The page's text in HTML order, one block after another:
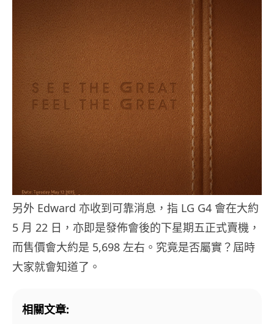
另外 Edward 亦收到可靠消息，指 LG G4 會在大約
5 月 22 日，亦即是發佈會後的下星期五正式賣機，
而售價會大約是 5,698 左右。究竟是否屬實？屆時
大家就會知道了。
相關文章: